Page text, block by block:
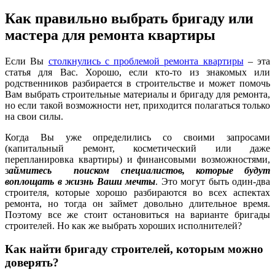
Как правильно выбрать бригаду или
мастера для ремонта квартиры
Если Вы столкнулись с проблемой ремонта квартиры– эта
статья для Вас. Хорошо, если кто-то из знакомых или
родственников разбирается в строительстве и может помочь
Вам выбрать строительные материалы и бригаду для ремонта,
но если такой возможности нет, приходится полагаться только
на свои силы.
Когда Вы уже определились со своими запросами
(капитальный ремонт, косметический или даже
перепланировка квартиры) и финансовыми возможностями,
займитесь поиском специалистов, которые будут
воплощать в жизнь Ваши мечты. Это могут быть один-два
строителя, которые хорошо разбираются во всех аспектах
ремонта, но тогда он займет довольно длительное время.
Поэтому все же стоит остановиться на варианте бригады
строителей. Но как же выбрать хороших исполнителей?
Как найти бригаду строителей, которым можно
доверять?